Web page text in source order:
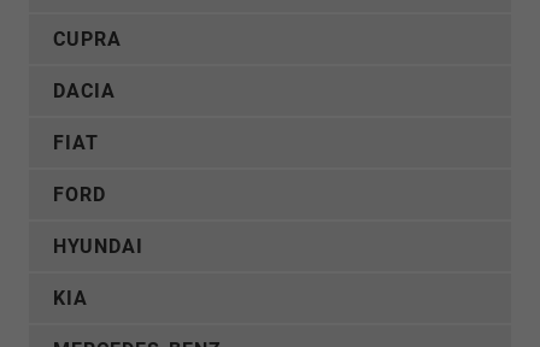
CUPRA
DACIA
FIAT
FORD
HYUNDAI
KIA